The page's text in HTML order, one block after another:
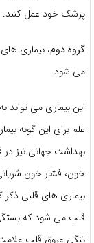
پزشک خود عمل کنند.
گروه دوم، بیماری
می شود.
این بیماری می تواند
بهداشت جهانی نیز
خون، فشار خون
بیماری های قلبی